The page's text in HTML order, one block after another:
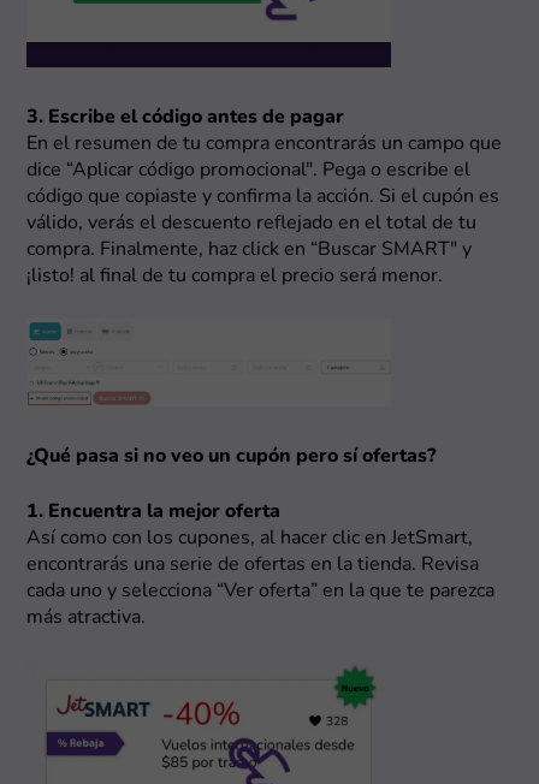
3. Escribe el código antes de pagar
En el resumen de tu compra encontrarás un campo que
dice “Aplicar código promocional". Pega o escribe el
código que copiaste y confirma la acción. Si el cupón es
válido, verás el descuento reflejado en el total de tu
compra. Finalmente, haz click en “Buscar SMART" y
¡listo! al final de tu compra el precio será menor.
¿Qué pasa si no veo un cupón pero sí ofertas?
1. Encuentra la mejor oferta
Así como con los cupones, al hacer clic en JetSmart,
encontrarás una serie de ofertas en la tienda. Revisa
cada uno y selecciona “Ver oferta” en la que te parezca
más atractiva.